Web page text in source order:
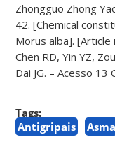
Zhongguo Zhong
42. [Chemical
Morus alba]. [Article
Chen RD, Yin YZ,
Dai JG. – Acesso 13
Tags:
Antigripais
Asma